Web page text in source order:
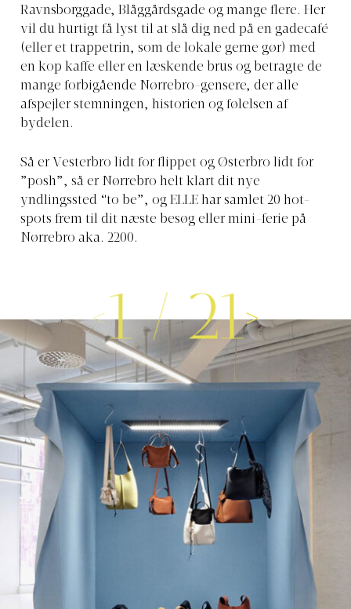
Ravnsborggade, Blåggårdsgade og mange flere. Her
vil du hurtigt få lyst til at slå dig ned på en gadecafé
(eller et trappetrin, som de lokale gerne gør) med
en kop kaffe eller en læskende brus og betragte de
mange forbigående Nørrebro-gensere, der alle
afspejler stemningen, historien og følelsen af
bydelen.
Så er Vesterbro lidt for flippet og Østerbro lidt for
”posh”, så er Nørrebro helt klart dit nye
yndlingssted “to be”, og ELLE har samlet 20 hot-
spots frem til dit næste besøg eller mini-ferie på
Nørrebro aka. 2200.
1/21